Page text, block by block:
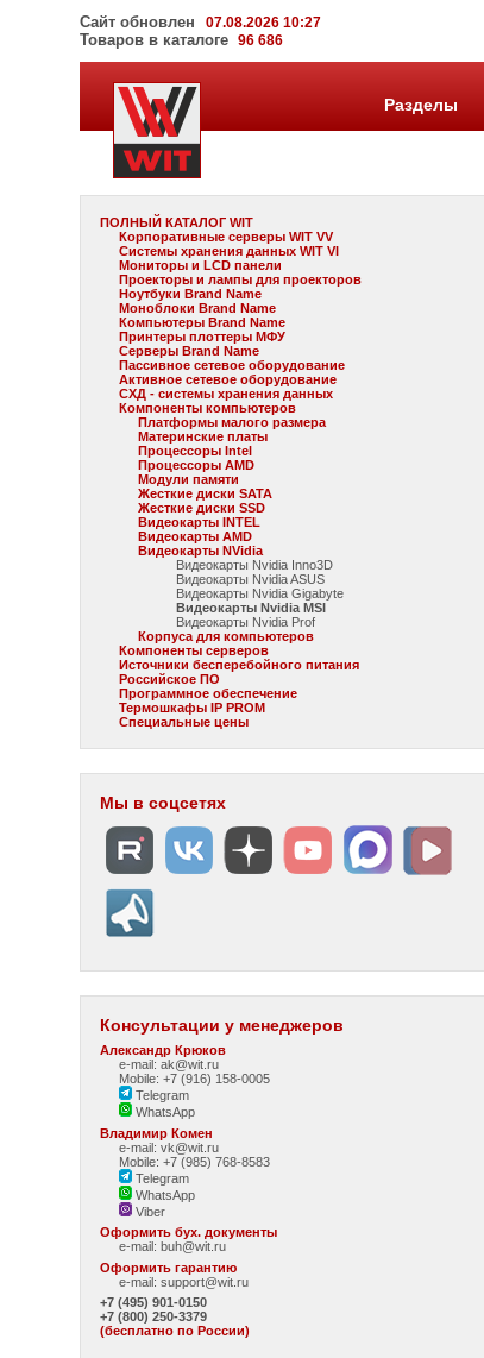
Сайт обновлен 07.08.2026 10:27
Товаров в каталоге96 686
Разделы
ПОЛНЫЙ КАТАЛОГ WIT
Корпоративные серверы WIT VV
Системы хранения данных WIT VI
Мониторы и LCD панели
Проекторы и лампы для проекторов
Ноутбуки Brand Name
Моноблоки Brand Name
Компьютеры Brand Name
Принтеры плоттеры МФУ
Серверы Brand Name
Пассивное сетевое оборудование
Активное сетевое оборудование
СХД - системы хранения данных
Компоненты компьютеров
Платформы малого размера
Материнские платы
Процессоры Intel
Процессоры AMD
Модули памяти
Жесткие диски SATA
Жесткие диски SSD
Видеокарты INTEL
Видеокарты AMD
Видеокарты NVidia
Видеокарты Nvidia Inno3D
Видеокарты Nvidia ASUS
Видеокарты Nvidia Gigabyte
Видеокарты Nvidia MSI
Видеокарты Nvidia Prof
Корпуса для компьютеров
Компоненты серверов
Источники бесперебойного питания
Российское ПО
Программное обеспечение
Термошкафы IP PROM
Специальные цены
Мы в соцсетях
Консультации у менеджеров
Александр Крюков
e-mail: ak@wit.ru
Mobile: +7 (916) 158-0005
Telegram
WhatsApp
Владимир Комен
e-mail: vk@wit.ru
Mobile: +7 (985) 768-8583
Telegram
WhatsApp
Viber
Оформить бух. документы
e-mail:buh@wit.ru
Оформить гарантию
e-mail:support@wit.ru
+7 (495) 901-0150
+7 (800) 250-3379
(бесплатно по России)